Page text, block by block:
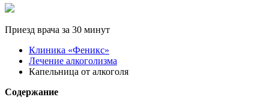
Приезд врача за 30 минут
Клиника «Феникс»
Лечение алкоголизма
Капельница от алкоголя
Содержание